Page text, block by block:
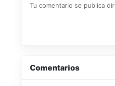
Tu comentario se publica
Comentarios